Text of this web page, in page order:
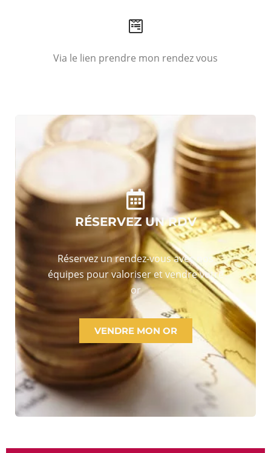
Via le lien prendre mon rendez vous
RÉSERVEZ UN RDV
Réservez un rendez-vous avec nos
équipes pour valoriser et vendre votre
or
VENDRE MON OR